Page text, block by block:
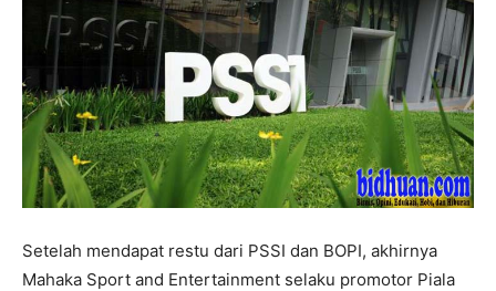
Setelah mendapat restu dari PSSI dan BOPI, akhirnya
Mahaka Sport and Entertainment selaku promotor Piala